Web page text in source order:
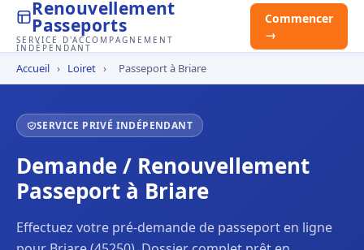
Renouvellement
Passeports
SERVICE D'ACCOMPAGNEMENT
INDÉPENDANT
Commencer
→
Accueil › Loiret › Passeport à Briare
SERVICE PRIVÉ INDÉPENDANT
Demande / Renouvellement
Passeport à Briare
Effectuez votre pré-demande de passeport en ligne